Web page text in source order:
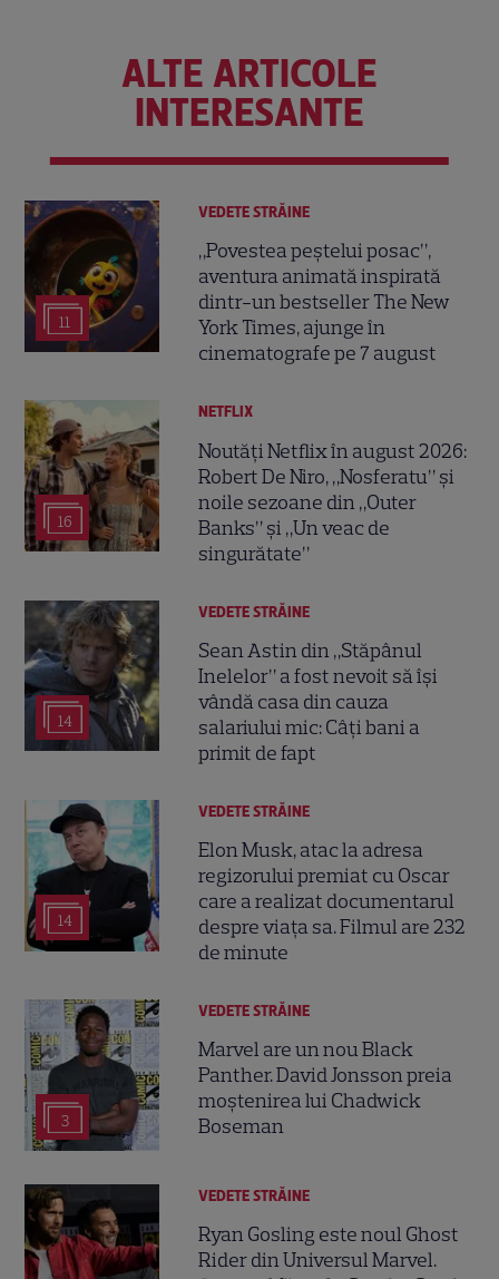
ALTE ARTICOLE
INTERESANTE
11
VEDETE STRĂINE
„Povestea peștelui posac”,
aventura animată inspirată
dintr-un bestseller The New
York Times, ajunge în
cinematografe pe 7 august
16
NETFLIX
Noutăți Netflix în august 2026:
Robert De Niro, „Nosferatu” și
noile sezoane din „Outer
Banks” și „Un veac de
singurătate”
14
VEDETE STRĂINE
Sean Astin din „Stăpânul
Inelelor” a fost nevoit să își
vândă casa din cauza
salariului mic: Câți bani a
primit de fapt
14
VEDETE STRĂINE
Elon Musk, atac la adresa
regizorului premiat cu Oscar
care a realizat documentarul
despre viața sa. Filmul are 232
de minute
3
VEDETE STRĂINE
Marvel are un nou Black
Panther. David Jonsson preia
moștenirea lui Chadwick
Boseman
VEDETE STRĂINE
Ryan Gosling este noul Ghost
Rider din Universul Marvel.